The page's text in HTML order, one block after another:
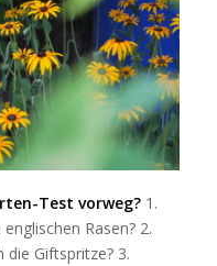
Test vorweg?1.
Rasen? 2.
die Giftspritze? 3.